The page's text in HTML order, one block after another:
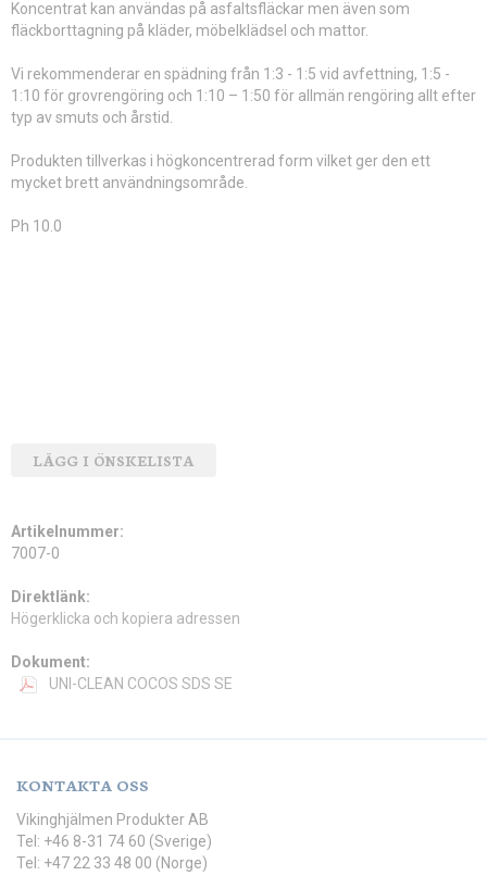
Koncentrat kan användas på asfaltsfläckar men även som
fläckborttagning på kläder, möbelklädsel och mattor.
Vi rekommenderar en spädning från 1:3 - 1:5 vid avfettning, 1:5 -
1:10 för grovrengöring och 1:10 – 1:50 för allmän rengöring allt efter
typ av smuts och årstid.
Produkten tillverkas i högkoncentrerad form vilket ger den ett
mycket brett användningsområde.
Ph 10.0
LÄGG I ÖNSKELISTA
Artikelnummer:
7007-0
Direktlänk:
Högerklicka och kopiera adressen
Dokument:
UNI-CLEAN COCOS SDS SE
KONTAKTA OSS
Vikinghjälmen Produkter AB
Tel: +46 8-31 74 60 (Sverige)
Tel: +47 22 33 48 00 (Norge)